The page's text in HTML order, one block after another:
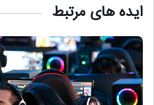
ایده های مرتبط